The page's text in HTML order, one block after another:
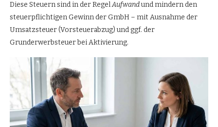
Diese Steuern sind in der RegelAufwandund mindern den
steuerpflichtigen Gewinn der GmbH – mit Ausnahme der
Umsatzsteuer (Vorsteuerabzug) und ggf. der
Grunderwerbsteuer bei Aktivierung.